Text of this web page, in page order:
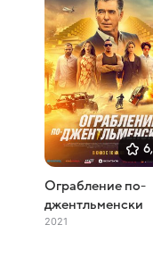
Ограбление по-
джентльменски
2021